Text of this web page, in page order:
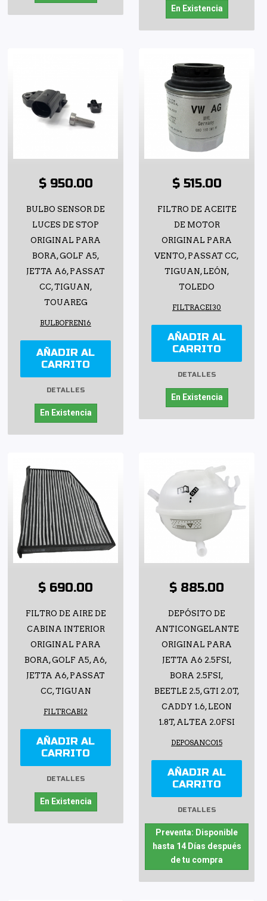
En Existencia
$ 950.00
BULBO SENSOR DE
LUCES DE STOP
ORIGINAL PARA
BORA, GOLF A5,
JETTA A6, PASSAT
CC, TIGUAN,
TOUAREG
BULBOFREN16
AÑADIR AL
CARRITO
DETALLES
En Existencia
$ 515.00
FILTRO DE ACEITE
DE MOTOR
ORIGINAL PARA
VENTO, PASSAT CC,
TIGUAN, LEÓN,
TOLEDO
FILTRACEI30
AÑADIR AL
CARRITO
DETALLES
En Existencia
$ 690.00
FILTRO DE AIRE DE
CABINA INTERIOR
ORIGINAL PARA
BORA, GOLF A5, A6,
JETTA A6, PASSAT
CC, TIGUAN
FILTRCABI2
AÑADIR AL
CARRITO
DETALLES
En Existencia
$ 885.00
DEPÓSITO DE
ANTICONGELANTE
ORIGINAL PARA
JETTA A6 2.5FSI,
BORA 2.5FSI,
BEETLE 2.5, GTI 2.0T,
CADDY 1.6, LEON
1.8T, ALTEA 2.0FSI
DEPOSANCO15
AÑADIR AL
CARRITO
DETALLES
Preventa: Disponible
hasta 14 Días después
de tu compra